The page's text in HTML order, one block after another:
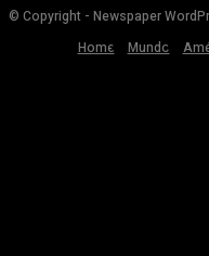
© Copyright - Newspaper
Home
Mundo